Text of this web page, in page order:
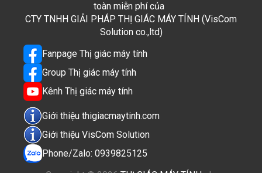
toàn miễn phí của
CTY TNHH GIẢI PHÁP THỊ GIÁC MÁY TÍNH (VisCom
Solution co.,ltd)
Fanpage Thị giác máy tính
Group Thị giác máy tính
Kênh Thị giác máy tính
Giới thiệu thigiacmaytinh.com
Giới thiệu VisCom Solution
Phone/Zalo: 0939825125